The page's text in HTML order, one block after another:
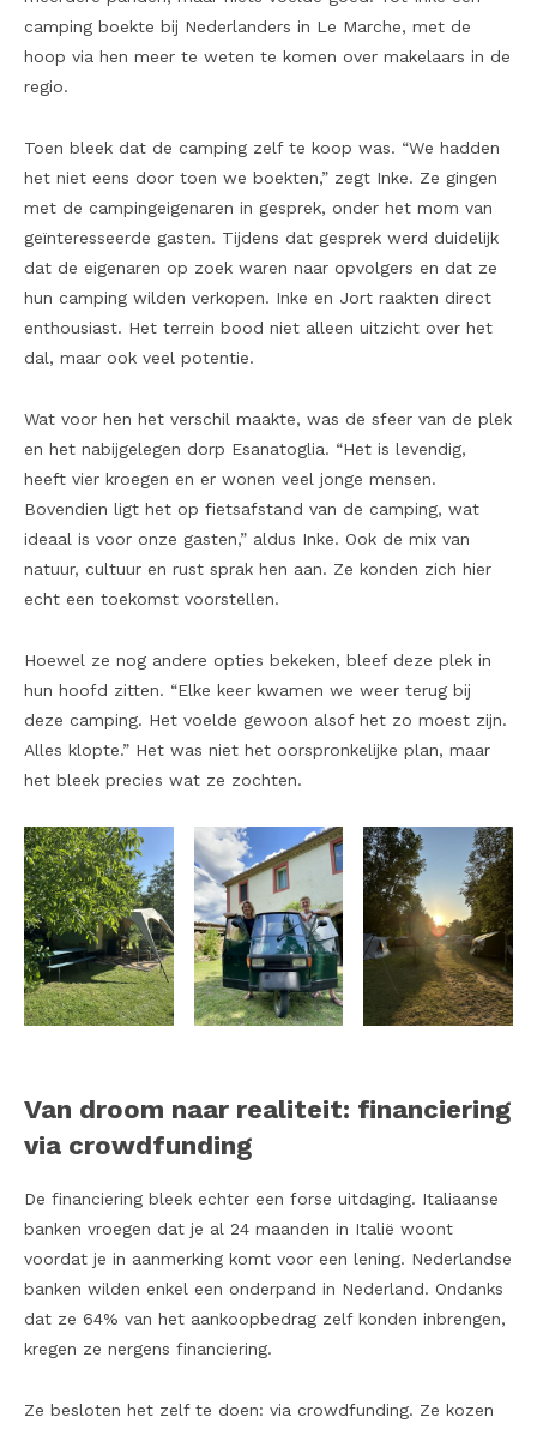
camping boekte bij Nederlanders in Le Marche, met de
hoop via hen meer te weten te komen over makelaars in de
regio.
Toen bleek dat de camping zelf te koop was. “We hadden
het niet eens door toen we boekten,” zegt Inke. Ze gingen
met de campingeigenaren in gesprek, onder het mom van
geïnteresseerde gasten. Tijdens dat gesprek werd duidelijk
dat de eigenaren op zoek waren naar opvolgers en dat ze
hun camping wilden verkopen. Inke en Jort raakten direct
enthousiast. Het terrein bood niet alleen uitzicht over het
dal, maar ook veel potentie.
Wat voor hen het verschil maakte, was de sfeer van de plek
en het nabijgelegen dorp Esanatoglia. “Het is levendig,
heeft vier kroegen en er wonen veel jonge mensen.
Bovendien ligt het op fietsafstand van de camping, wat
ideaal is voor onze gasten,” aldus Inke. Ook de mix van
natuur, cultuur en rust sprak hen aan. Ze konden zich hier
echt een toekomst voorstellen.
Hoewel ze nog andere opties bekeken, bleef deze plek in
hun hoofd zitten. “Elke keer kwamen we weer terug bij
deze camping. Het voelde gewoon alsof het zo moest zijn.
Alles klopte.” Het was niet het oorspronkelijke plan, maar
het bleek precies wat ze zochten.
Van droom naar realiteit: financiering
via crowdfunding
De financiering bleek echter een forse uitdaging. Italiaanse
banken vroegen dat je al 24 maanden in Italië woont
voordat je in aanmerking komt voor een lening. Nederlandse
banken wilden enkel een onderpand in Nederland. Ondanks
dat ze 64% van het aankoopbedrag zelf konden inbrengen,
kregen ze nergens financiering.
Ze besloten het zelf te doen: via crowdfunding. Ze kozen